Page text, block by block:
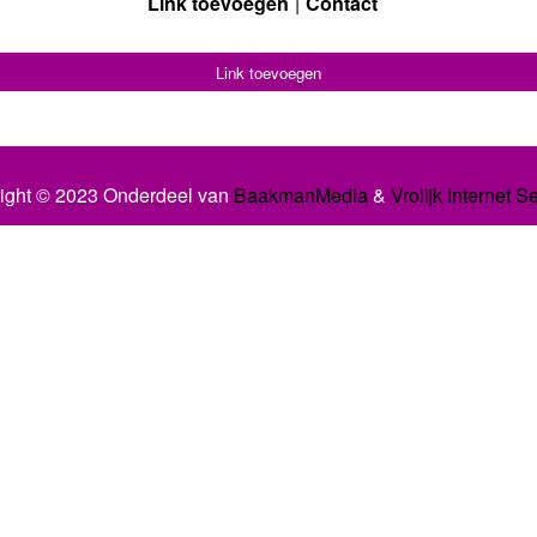
Link toevoegen
© 2023 Onderdeel van BaakmanMedia& Vrolijk Internet